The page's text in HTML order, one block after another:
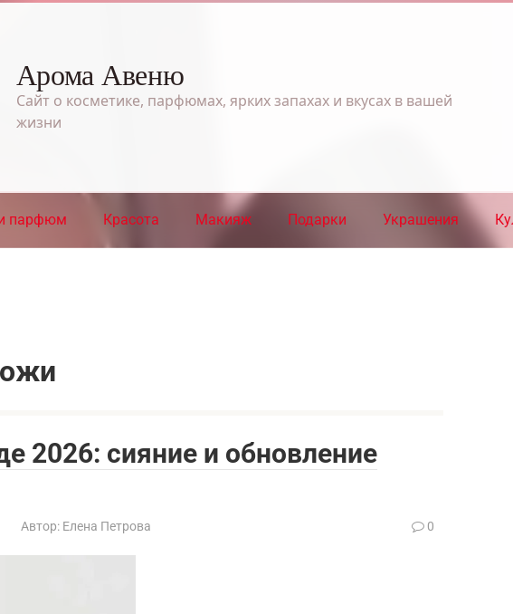
Арома Авеню
Сайт о косметике, парфюмах, ярких запахах и вкусах в вашей
жизни
парфюм Красота Макияж Подарки Украшения
2026: сияние и обновление
Автор: Елена Петрова 0